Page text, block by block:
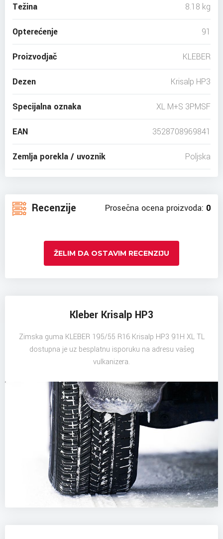
Težina 8.18 kg
Opterećenje 91
Proizvodjač KLEBER
Dezen Krisalp HP3
Specijalna oznaka XL M+S 3PMSF
EAN 3528708969841
Zemlja porekla / uvoznik Poljska
Recenzije Prosečna ocena proizvoda: 0
ŽELIM DA OSTAVIM RECENZIJU
Kleber Krisalp HP3
Zimska guma KLEBER 195/55 R16 Krisalp HP3 91H XL TL
dostupna je uz besplatnu isporuku na adresu vašeg
vulkanizera.